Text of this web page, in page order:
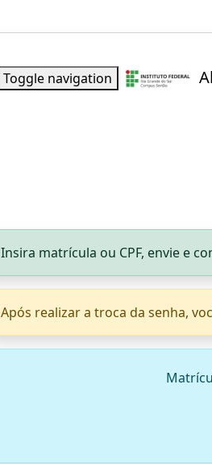
Toggle navigation
Insira matrícula ou CPF, envie e
Após realizar a troca da senha,